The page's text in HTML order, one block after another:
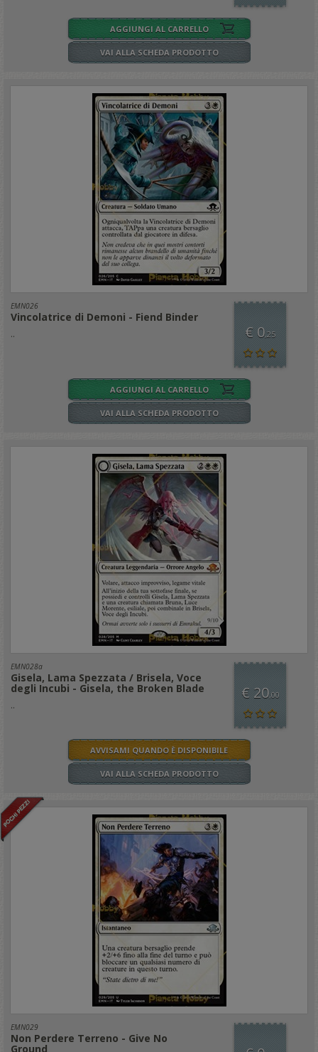
AGGIUNGI AL CARRELLO
VAI ALLA SCHEDA PRODOTTO
EMN026
Vincolatrice di Demoni - Fiend Binder
.. € 0,25
AGGIUNGI AL CARRELLO
VAI ALLA SCHEDA PRODOTTO
EMN028a
Gisela, Lama Spezzata / Brisela, Voce
degli Incubi - Gisela, the Broken Blade
..
€ 20,00
AVVISAMI QUANDO È DISPONIBILE
VAI ALLA SCHEDA PRODOTTO
EMN029
Non Perdere Terreno - Give No
Ground